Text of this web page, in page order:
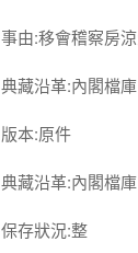
事由:移會稽察房
典藏沿革:內閣檔庫
版本:原件
典藏沿革:內閣檔庫
保存狀況:整